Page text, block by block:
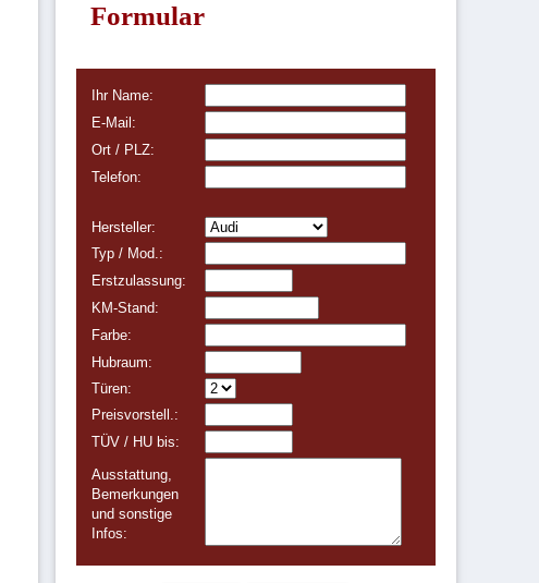
Formular
Ihr Name:
E-Mail:
Ort / PLZ:
Telefon:
Hersteller:
Typ / Mod.:
Erstzulassung:
KM-Stand:
Farbe:
Hubraum:
Türen:
Preisvorstell.:
TÜV / HU bis:
Ausstattung,
Bemerkungen
und sonstige
Infos: